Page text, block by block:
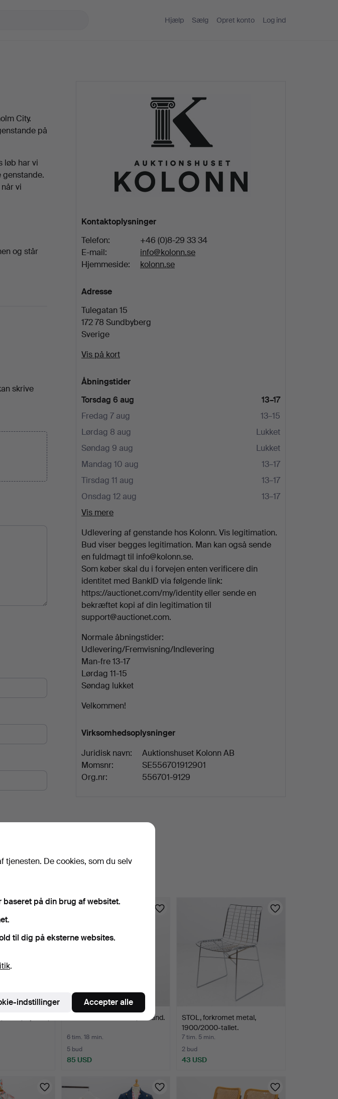
Hjælp Sælg Opret konto Log ind
Kontaktoplysninger
Telefon:
+46 (0)8-29 33 34
E-mail:
info@kolonn.se
Hjemmeside:
kolonn.se
Adresse
Tulegatan 15
172 78 Sundbyberg
Sverige
Vis på kort
Åbningstider
Torsdag 6 aug
13–17
Fredag 7 aug
13–15
Lørdag 8 aug
Lukket
Søndag 9 aug
Lukket
Mandag 10 aug
13–17
Tirsdag 11 aug
13–17
Onsdag 12 aug
13–17
Vis mere
Udlevering af genstande hos Kolonn. Vis legitimation.
Bud viser begges legitimation. Man kan også sende
en fuldmagt til info@kolonn.se.
Som køber skal du i forvejen enten verificere din
identitet med BankID via følgende link:
https://auctionet.com/my/identity eller sende en
bekræftet kopi af din legitimation til
support@auctionet.com.
Normale åbningstider:
Udlevering/Fremvisning/Indlevering
Man-fre 13-17
Lørdag 11-15
Søndag lukket
Velkommen!
Virksomhedsoplysninger
Juridisk navn:
Auktionshuset Kolonn AB
Momsnr:
SE556701912901
Org.nr:
556701-9129
City.
på
løb har vi
genstande.
vi
og står
skrive
BARNEFOLKEDRAGT, Estland.
6 tim. 18 min.
5 bud
85 USD
STOL, forkromet metal,
1900/2000-tallet.
7 tim. 5 min.
2 bud
43 USD
De cookies, som du selv
på din brug af websitet.
til dig på eksterne websites.
.
indstillinger Accepter alle